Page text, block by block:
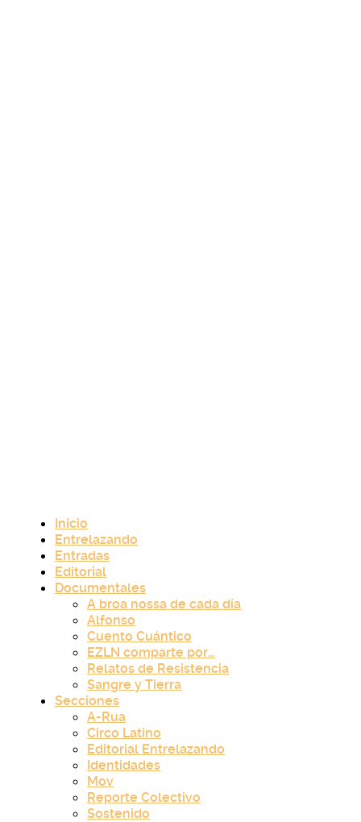
Inicio
Entrelazando
Entradas
Editorial
Documentales
A broa nossa de cada día
Alfonso
Cuento Cuántico
EZLN comparte por…
Relatos de Resistencia
Sangre y Tierra
Secciones
A-Rua
Circo Latino
Editorial Entrelazando
Identidades
Mov
Reporte Colectivo
Sostenido